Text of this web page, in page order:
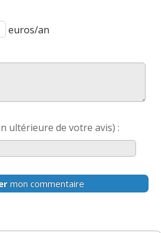
euros/an
ultérieure de votre avis) :
mon commentaire